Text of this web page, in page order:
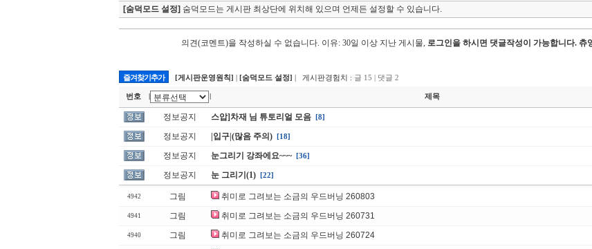
[숨덕모드 설정] 숨덕모드는 게시판 최상단에 위치해 있으며 언제든 설정할 수 있습니다.
의견(코멘트)을 작성하실 수 없습니다. 이유: 30일 이상 지난 게시물, 로그인을 하시면 댓글작성이 가능합니다.
즐겨찾기추가 [게시판운영원칙] | [숨덕모드 설정] | 게시판경험치 : 글 15 | 댓글 2
번호 제목
정보공지 스압]차재 님 튜토리얼 모음 [8]
정보공지 |입구|(많음 주의) [18]
정보공지 눈그리기 강좌에요~~~ [36]
정보공지 눈 그리기(1) [22]
4942 그림 취미로 그려보는 소금의 우드버닝 260803
4941 그림 취미로 그려보는 소금의 우드버닝 260731
4940 그림 취미로 그려보는 소금의 우드버닝 260724